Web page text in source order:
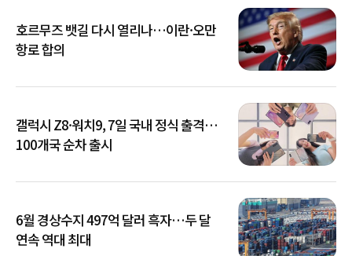
호르무즈 뱃길 다시 열리나…이란·오만
항로 합의
갤럭시 Z8·워치9, 7일 국내 정식 출격…
100개국 순차 출시
6월 경상수지 497억 달러 흑자…두 달
연속 역대 최대